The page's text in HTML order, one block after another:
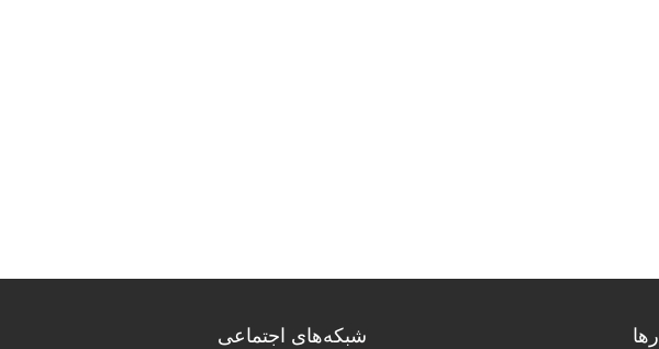
شبکه‌های اجتماعی